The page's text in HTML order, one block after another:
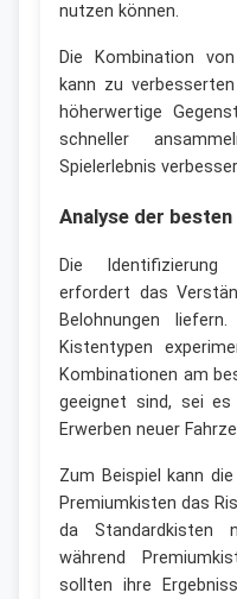
nutzen können.
Die Kombination
kann zu
höherwertige
schneller
Spielerlebnis
Analyse der
Die Identifizierung
erfordert das
Belohnungen
Kistentypen
Kombinationen am
geeignet sind, sei
Erwerben neuer
Zum Beispiel kann
Premiumkisten das
da Standardkisten
während
sollten ihre